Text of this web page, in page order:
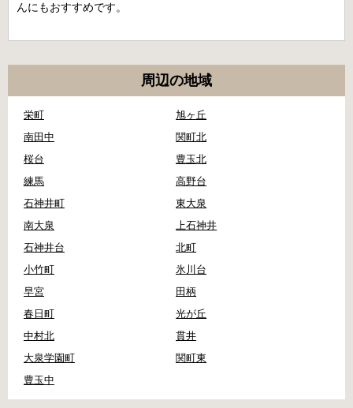
んにもおすすめです。
周辺の地域
栄町
旭ヶ丘
南田中
関町北
桜台
豊玉北
練馬
高野台
石神井町
東大泉
南大泉
上石神井
石神井台
北町
小竹町
氷川台
早宮
田柄
春日町
光が丘
中村北
貫井
大泉学園町
関町東
豊玉中